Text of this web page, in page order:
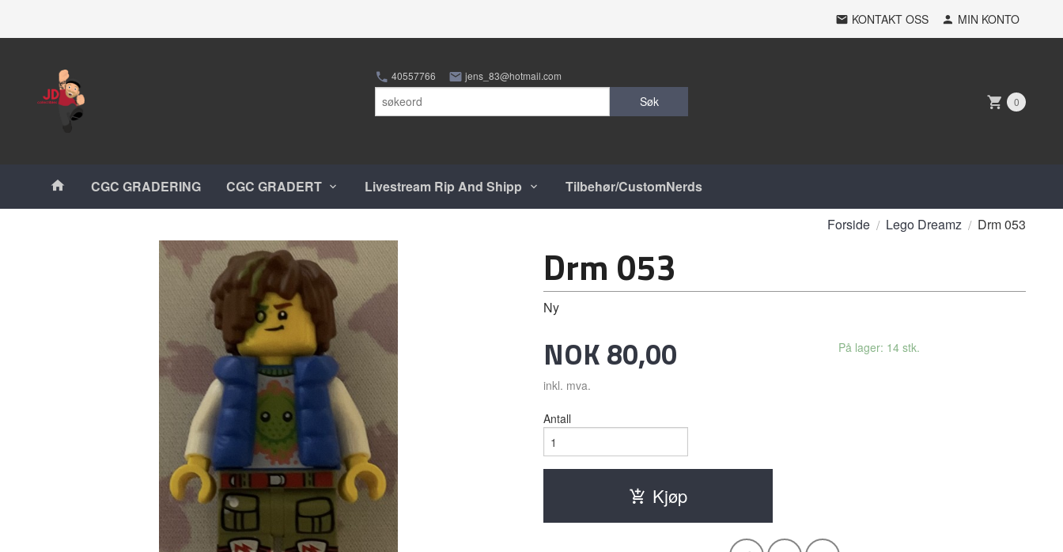
KONTAKT OSS MIN KONTO
40557766 jens_83@hotmail.com
Søk 0
Produkter
CGC GRADERING CGC GRADERT Livestream Rip And Shipp Tilbehør/CustomNerds
Forside Lego Dreamz Drm 053
Drm 053
Ny
Pris
NOK80,00
inkl. mva.
På lager: 14 stk.
Antall
Kjøp